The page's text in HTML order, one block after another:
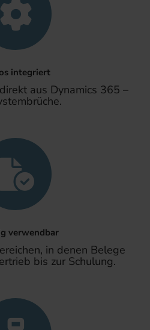
integriert
verwendbar
in denen Belege
bis zur Schulung.